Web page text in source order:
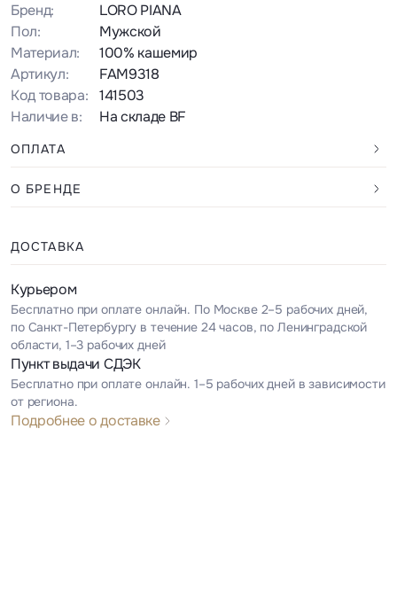
Бренд:
LORO PIANA
Пол:
Мужской
Материал:
100% кашемир
Артикул:
FAM9318
Код товара:
141503
Наличие в:
На складе BF
ОПЛАТА
О БРЕНДЕ
ДОСТАВКА
Курьером
Бесплатно при оплате онлайн. По Москве 2–5 рабочих дней,
по Санкт-Петербургу в течение 24 часов, по Ленинградской
области, 1–3 рабочих дней
Пункт выдачи СДЭК
Бесплатно при оплате онлайн. 1–5 рабочих дней в зависимости
от региона.
Подробнее о доставке